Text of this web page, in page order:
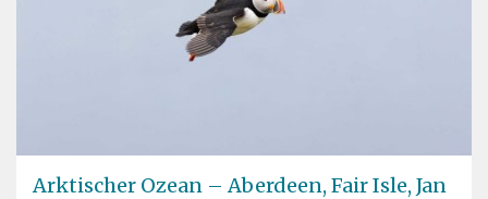
Arktischer Ozean – Aberdeen, Fair Isle, Jan